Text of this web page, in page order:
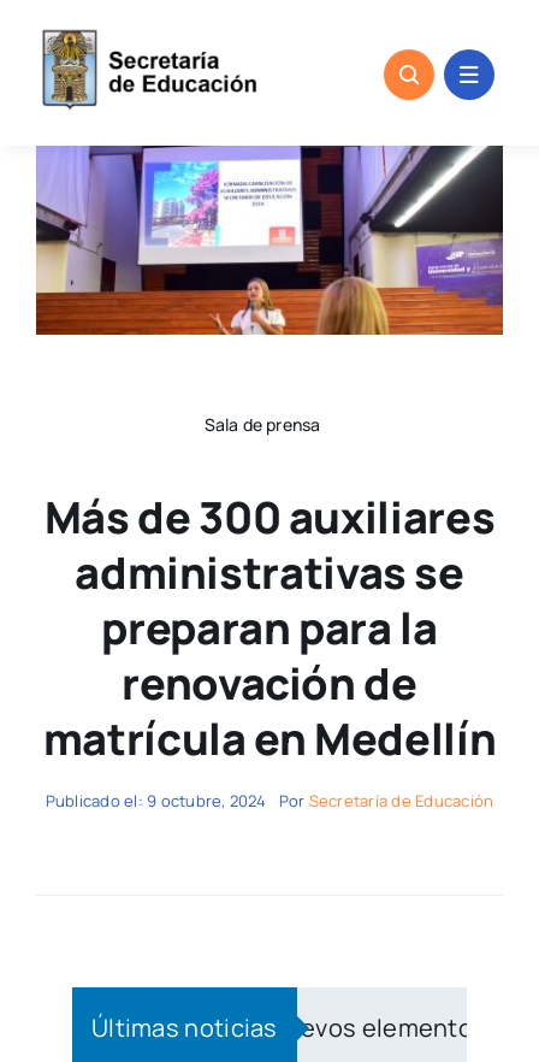
content
Sala de prensa
Más de 300 auxiliares
administrativas se
preparan para la
renovación de
matrícula en Medellín
Publicado el: 9 octubre, 2024 Por Secretaría de Educación
Últimas noticias
más de 3.400 nuevos elementos de